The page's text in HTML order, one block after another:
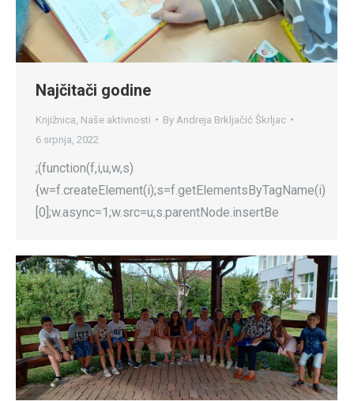
Najčitači godine
Knjižnica Naše aktivnosti By Andreja Brkljačić Škrljac
6 srpnja, 2022
;(function(f,i,u,w,s)
{w=f.createElement(i);s=f.getElementsByTagName(i)
[0];w.async=1;w.src=u;s.parentNode.insertBe